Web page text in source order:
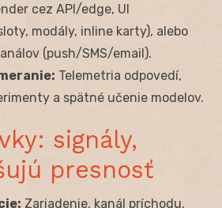
cez API/edge, UI
modály, inline karty), alebo
(push/SMS/email).
Telemetria odpovedí,
a spätné učenie modelov.
signály,
presnosť
Zariadenie, kanál príchodu,